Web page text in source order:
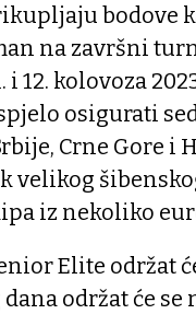
bodove
na završni
12. kolovoza
osigurati
Crne Gore i
velikog
iz nekoliko
Elite održat
dana održat će